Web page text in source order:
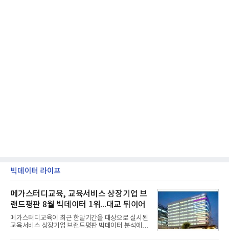
빅데이터 라이프
메가스터디교육, 교육서비스 상장기업 브
랜드평판 8월 빅데이터 1위...대교 뒤이어
메가스터디교육이 최근 한달기간을 대상으로 실시된
교육서비스 상장기업 브랜드평판 빅데이터 분석에서
일 한국기업평판연구소(소장 구창환)는 국내 교육서